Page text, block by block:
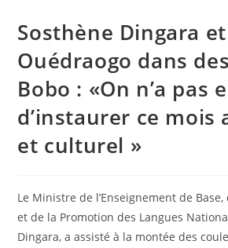
Sosthène Dingara
Ouédraogo dans
Bobo : «On n’a pas
d’instaurer ce mois
et culturel »
Le Ministre de l’Enseignement de
et de la Promotion des Langues
Dingara, a assisté à la montée des